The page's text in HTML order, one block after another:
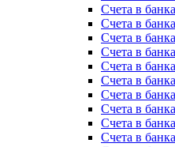
Счета в
Счета в
Счета в
Счета в
Счета в
Счета в
Счета в
Счета в
Счета в
Счета в